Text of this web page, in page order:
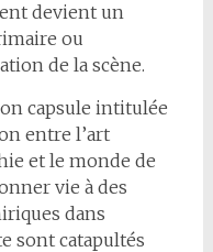
devient un
ou
de la scène.
capsule intitulée
entre l’art
et le monde de
vie à des
dans
sont catapultés